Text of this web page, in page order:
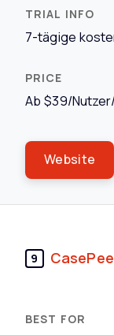
7-tägige
Ab $39/
Website
9